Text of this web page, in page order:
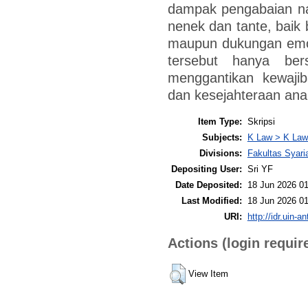
dampak pengabaian
nenek dan tante, baik
maupun dukungan
tersebut hanya
menggantikan
dan kesejahteraan
Item Type: Skripsi
Subjects:
K Law > K
Divisions:
Fakultas
Depositing User: Sri YF
Date Deposited:
18 Jun 2026
Last Modified:
18 Jun 2026
URI: http://idr.uin-
Actions (login
View Item